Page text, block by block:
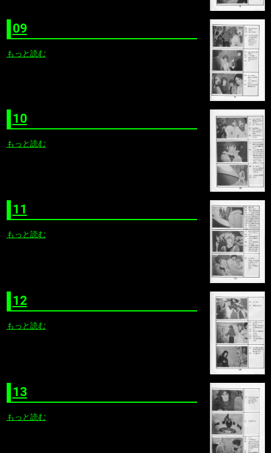
09
もっと読む
10
もっと読む
11
もっと読む
12
もっと読む
13
もっと読む